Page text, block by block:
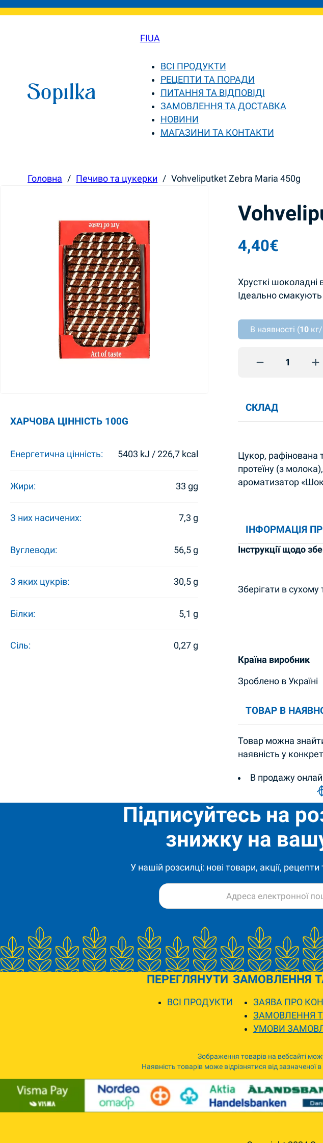
FIUA
ВСІ ПРОДУКТИ
РЕЦЕПТИ ТА ПОРАДИ
ПИТАННЯ ТА ВІДПОВІДІ
ЗАМОВЛЕННЯ ТА ДОСТАВКА
НОВИНИ
МАГАЗИНИ ТА КОНТАКТИ
Головна / Печиво та цукерки / Vohveliputket Zebra Maria 450g
4,40€
Хрусткі
Ідеально
В наявності (10
Vohveliputket
ХАРЧОВА ЦІННІСТЬ 100G
Енергетична цінність: 5403 kJ / 226,7 kcal
Жири: 33 gg
З них насичених: 7,3 g
Вуглеводи: 56,5 g
З яких цукрів: 30,5 g
Білки: 5,1 g
Сіль: 0,27 g
СКЛАД
Цукор, рафінована
протеїну (з
ароматизатор
ІНФОРМАЦІЯ
Інструкції щодо
Зберігати в сухому
Країна виробник
Зроблено в Україні
ТОВАР В
Товар можна
наявність у
В продажу
Підписуйтесь на
знижку на
У нашій розсилці: нові товари, акції,
ПЕРЕГЛЯНУТИ
ВСІ ПРОДУКТИ
ЗАМОВЛЕННЯ
ЗАЯВА ПРО
ЗАМОВЛЕННЯ
УМОВИ
Зображення товарів на вебсайті
Наявність товарів може відрізнятися від